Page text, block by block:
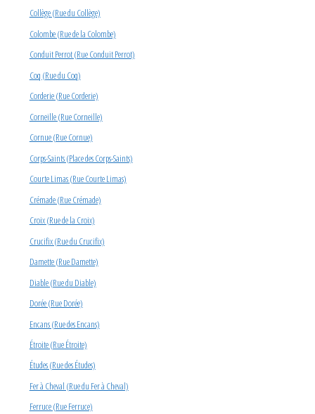
Collège (Rue du Collège)
Colombe (Rue de la Colombe)
Conduit Perrot (Rue Conduit Perrot)
Coq (Rue du Coq)
Corderie (Rue Corderie)
Corneille (Rue Corneille)
Cornue (Rue Cornue)
Corps-Saints (Place des Corps-Saints)
Courte Limas (Rue Courte Limas)
Crémade (Rue Crémade)
Croix (Rue de la Croix)
Crucifix (Rue du Crucifix)
Damette (Rue Damette)
Diable (Rue du Diable)
Dorée (Rue Dorée)
Encans (Rue des Encans)
Étroite (Rue Étroite)
Études (Rue des Études)
Fer à Cheval (Rue du Fer à Cheval)
Ferruce (Rue Ferruce)